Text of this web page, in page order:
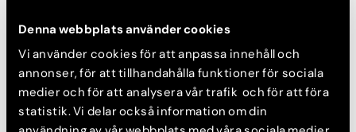
Denna webbplats använder cookies
Vi använder cookies för att anpassa innehåll och
annonser, för att tillhandahålla funktioner för sociala
medier och för att analysera vår trafik och för att föra
statistik. Vi delar också information om din
framförallt är kvinnor mellan 20 och 35 år som i allt större
utsträckning väljer att göra en bröstförstoring. Samtidigt är
det flertalet kvinnor som efter dem fått barn väljer att göra ett
bröstlyft.
Enligt Helle Hillingsø råder det inga tvivel om vad som är
orsaken till att så många kvinnor väljer att lägga sig på